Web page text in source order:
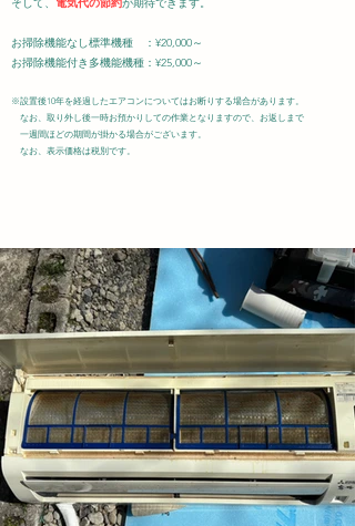
お掃除機能なし標準機種 ：¥20,000～
お掃除機能付き多機能機種：¥25,000～
※設置後10年を経過したエアコンについてはお断りする場合があります。
なお、取り外し後一時お預かりしての作業となりますので、お返しまで
一週間ほどの期間が掛かる場合がございます。
なお、表示価格は税別です。